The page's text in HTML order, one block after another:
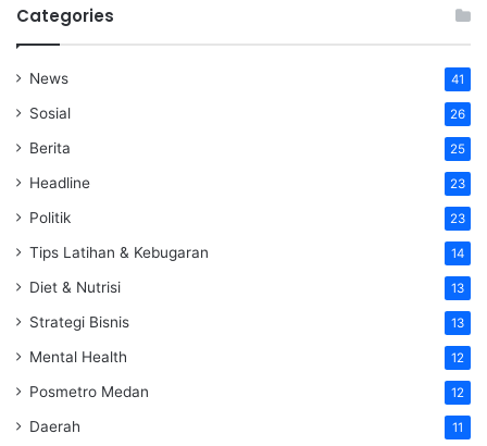
Categories
News 41
Sosial 26
Berita 25
Headline 23
Politik 23
Tips Latihan & Kebugaran 14
Diet & Nutrisi 13
Strategi Bisnis 13
Mental Health 12
Posmetro Medan 12
Daerah 11